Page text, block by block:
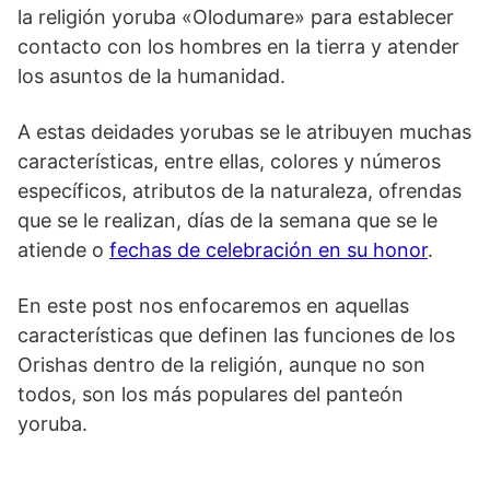
la religión yoruba «Olodumare» para establecer
contacto con los hombres en la tierra y atender
los asuntos de la humanidad.
A estas deidades yorubas se le atribuyen muchas
características, entre ellas, colores y números
específicos, atributos de la naturaleza, ofrendas
que se le realizan, días de la semana que se le
atiende o fechas de celebración en su honor.
En este post nos enfocaremos en aquellas
características que definen las funciones de los
Orishas dentro de la religión, aunque no son
todos, son los más populares del panteón
yoruba.